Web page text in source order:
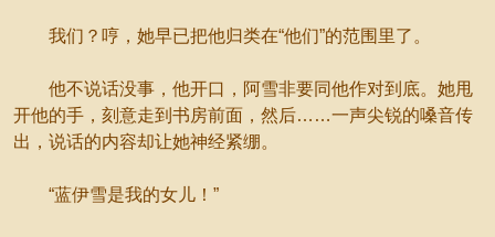
我们？哼，她早已把他归类在“他们”的范围里了。
他不说话没事，他开口，阿雪非要同他作对到底。她甩
开他的手，刻意走到书房前面，然后……一声尖锐的嗓音传
出，说话的内容却让她神经紧绷。
“蓝伊雪是我的女儿！”